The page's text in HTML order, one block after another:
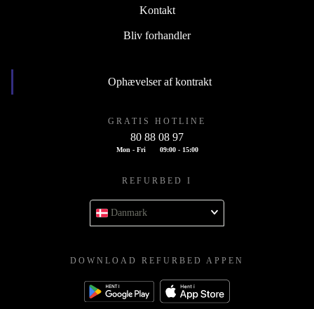
Kontakt
Bliv forhandler
Ophævelser af kontrakt
GRATIS HOTLINE
80 88 08 97
Mon - Fri 09:00 - 15:00
REFURBED I
Danmark
DOWNLOAD REFURBED APPEN